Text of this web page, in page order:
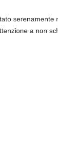
serenamente
a non